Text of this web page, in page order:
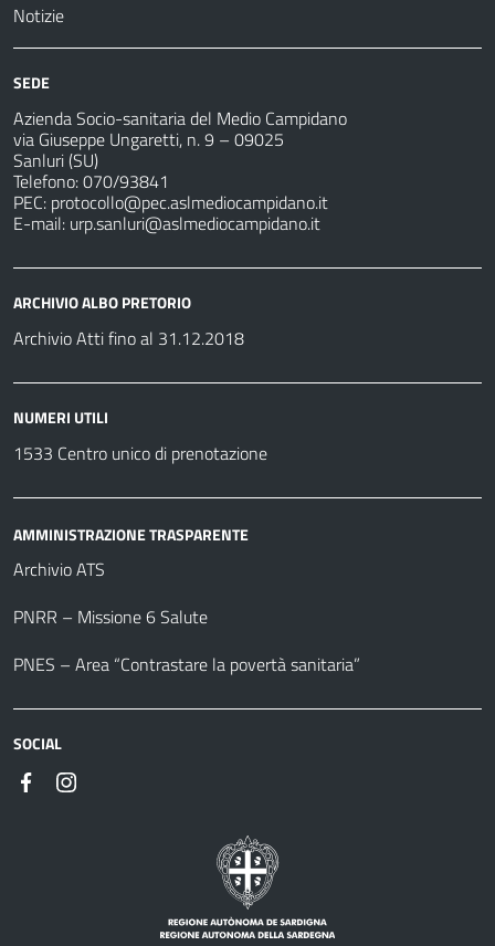
Notizie
SEDE
Azienda Socio-sanitaria del Medio Campidano
via Giuseppe Ungaretti, n. 9 – 09025
Sanluri (SU)
Telefono: 070/93841
PEC: protocollo@pec.aslmediocampidano.it
E-mail: urp.sanluri@aslmediocampidano.it
ARCHIVIO ALBO PRETORIO
Archivio Atti fino al 31.12.2018
NUMERI UTILI
1533 Centro unico di prenotazione
AMMINISTRAZIONE TRASPARENTE
Archivio ATS
PNRR – Missione 6 Salute
PNES – Area “Contrastare la povertà sanitaria”
SOCIAL